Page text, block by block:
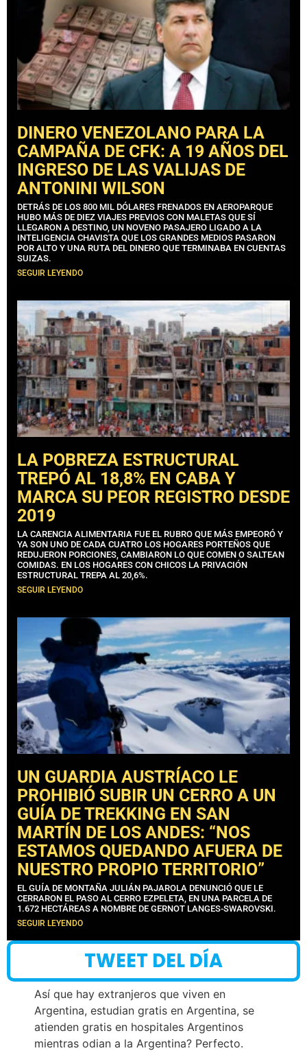
DINERO VENEZOLANO PARA LA
CAMPAÑA DE CFK: A 19 AÑOS DEL
INGRESO DE LAS VALIJAS DE
ANTONINI WILSON
DETRÁS DE LOS 800 MIL DÓLARES FRENADOS EN AEROPARQUE
HUBO MÁS DE DIEZ VIAJES PREVIOS CON MALETAS QUE SÍ
LLEGARON A DESTINO, UN NOVENO PASAJERO LIGADO A LA
INTELIGENCIA CHAVISTA QUE LOS GRANDES MEDIOS PASARON
POR ALTO Y UNA RUTA DEL DINERO QUE TERMINABA EN CUENTAS
SUIZAS.
SEGUIR LEYENDO
LA POBREZA ESTRUCTURAL
TREPÓ AL 18,8% EN CABA Y
MARCA SU PEOR REGISTRO DESDE
2019
LA CARENCIA ALIMENTARIA FUE EL RUBRO QUE MÁS EMPEORÓ Y
YA SON UNO DE CADA CUATRO LOS HOGARES PORTEÑOS QUE
REDUJERON PORCIONES, CAMBIARON LO QUE COMEN O SALTEAN
COMIDAS. EN LOS HOGARES CON CHICOS LA PRIVACIÓN
ESTRUCTURAL TREPA AL 20,6%.
SEGUIR LEYENDO
UN GUARDIA AUSTRÍACO LE
PROHIBIÓ SUBIR UN CERRO A UN
GUÍA DE TREKKING EN SAN
MARTÍN DE LOS ANDES: “NOS
ESTAMOS QUEDANDO AFUERA DE
NUESTRO PROPIO TERRITORIO”
EL GUÍA DE MONTAÑA JULIÁN PAJAROLA DENUNCIÓ QUE LE
CERRARON EL PASO AL CERRO EZPELETA, EN UNA PARCELA DE
1.672 HECTÁREAS A NOMBRE DE GERNOT LANGES-SWAROVSKI.
SEGUIR LEYENDO
TWEET DEL DÍA
Así que hay extranjeros que viven en
Argentina, estudian gratis en Argentina, se
atienden gratis en hospitales Argentinos
mientras odian a la Argentina? Perfecto.